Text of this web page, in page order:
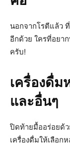
นอกจากโรตีแล้ว
อีกด้วย ใครที่อยา
ครับ!
เครื่องดื่ม
และอื่นๆ
ปิดท้ายมื้ออร่อยด้ว
เครื่องดื่มให้เลือก